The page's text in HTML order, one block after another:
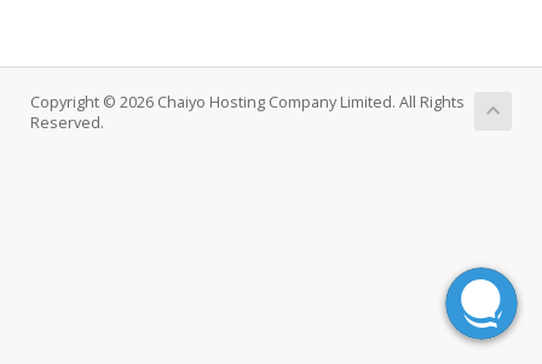
Copyright © 2026 Chaiyo Hosting Company Limited. All Rights
Reserved.